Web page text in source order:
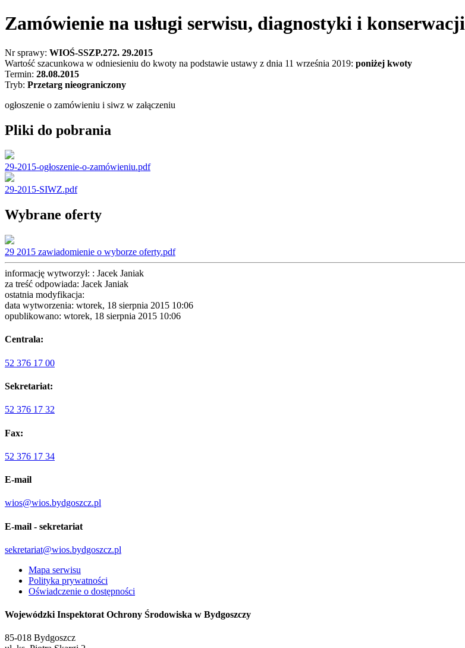
Zamówienie na usługi serwisu, diagnostyki i konserwacji
Nr sprawy: WIOŚ-SSZP.272. 29.2015
Wartość szacunkowa w odniesieniu do kwoty na podstawie ustawy z dnia 11 września 2019: poniżej kwoty
Termin: 28.08.2015
Tryb: Przetarg nieograniczony
ogłoszenie o zamówieniu i siwz w załączeniu
Pliki do pobrania
29-2015-ogłoszenie-o-zamówieniu.pdf
29-2015-SIWZ.pdf
Wybrane oferty
29 2015 zawiadomienie o wyborze oferty.pdf
informację wytworzył: : Jacek Janiak
za treść odpowiada: Jacek Janiak
ostatnia modyfikacja:
data wytworzenia: wtorek, 18 sierpnia 2015 10:06
opublikowano: wtorek, 18 sierpnia 2015 10:06
Centrala:
52 376 17 00
Sekretariat:
52 376 17 32
Fax:
52 376 17 34
E-mail
wios@wios.bydgoszcz.pl
E-mail - sekretariat
sekretariat@wios.bydgoszcz.pl
Mapa serwisu
Polityka prywatności
Oświadczenie o dostępności
Wojewódzki Inspektorat Ochrony Środowiska w Bydgoszczy
85-018 Bydgoszcz